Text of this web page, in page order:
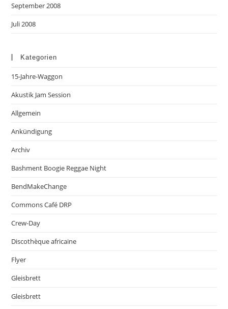
September 2008
Juli 2008
Kategorien
15-Jahre-Waggon
Akustik Jam Session
Allgemein
Ankündigung
Archiv
Bashment Boogie Reggae Night
BendMakeChange
Commons Café DRP
Crew-Day
Discothèque africaine
Flyer
Gleisbrett
Gleisbrett